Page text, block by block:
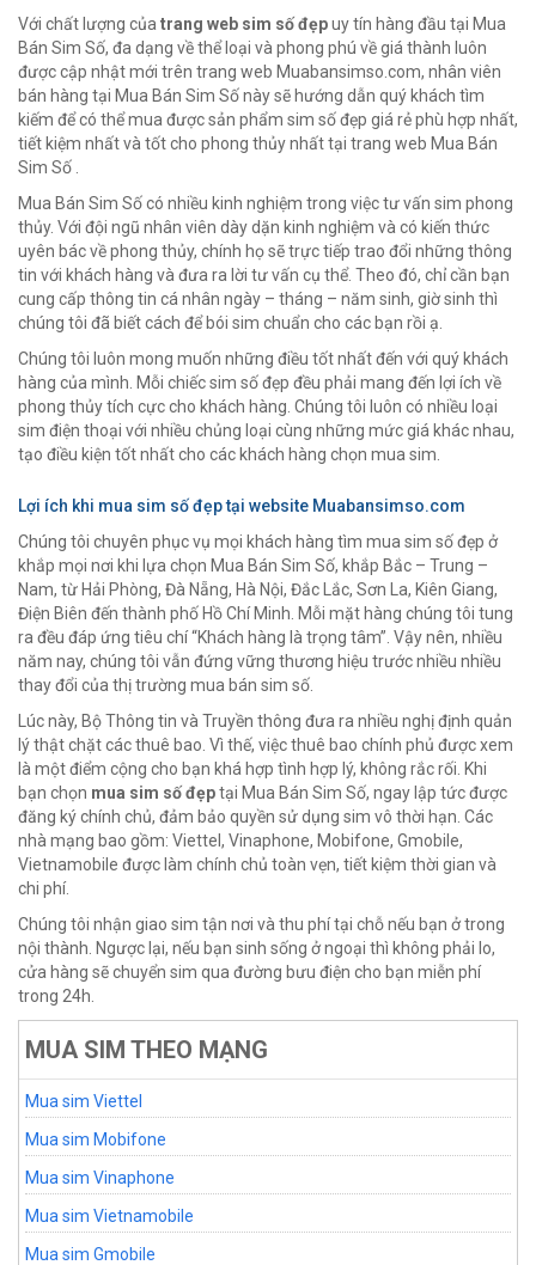
Với chất lượng của trang web sim số đẹpuy tín hàng đầu tại Mua
Bán Sim Số, đa dạng về thể loại và phong phú về giá thành luôn
được cập nhật mới trên trang web Muabansimso.com, nhân viên
bán hàng tại Mua Bán Sim Số này sẽ hướng dẫn quý khách tìm
kiếm để có thể mua được sản phẩm sim số đẹp giá rẻ phù hợp nhất,
tiết kiệm nhất và tốt cho phong thủy nhất tại trang web Mua Bán
Sim Số .
Mua Bán Sim Số có nhiều kinh nghiệm trong việc tư vấn sim phong
thủy. Với đội ngũ nhân viên dày dặn kinh nghiệm và có kiến thức
uyên bác về phong thủy, chính họ sẽ trực tiếp trao đổi những thông
tin với khách hàng và đưa ra lời tư vấn cụ thể. Theo đó, chỉ cần bạn
cung cấp thông tin cá nhân ngày – tháng – năm sinh, giờ sinh thì
chúng tôi đã biết cách để bói sim chuẩn cho các bạn rồi ạ.
Chúng tôi luôn mong muốn những điều tốt nhất đến với quý khách
hàng của mình. Mỗi chiếc sim số đẹp đều phải mang đến lợi ích về
phong thủy tích cực cho khách hàng. Chúng tôi luôn có nhiều loại
sim điện thoại với nhiều chủng loại cùng những mức giá khác nhau,
tạo điều kiện tốt nhất cho các khách hàng chọn mua sim.
Lợi ích khi mua sim số đẹp tại website Muabansimso.com
Chúng tôi chuyên phục vụ mọi khách hàng tìm mua sim số đẹp ở
khắp mọi nơi khi lựa chọn Mua Bán Sim Số, khắp Bắc – Trung –
Nam, từ Hải Phòng, Đà Nẵng, Hà Nội, Đắc Lắc, Sơn La, Kiên Giang,
Điện Biên đến thành phố Hồ Chí Minh. Mỗi mặt hàng chúng tôi tung
ra đều đáp ứng tiêu chí “Khách hàng là trọng tâm”. Vậy nên, nhiều
năm nay, chúng tôi vẫn đứng vững thương hiệu trước nhiều nhiều
thay đổi của thị trường mua bán sim số.
Lúc này, Bộ Thông tin và Truyền thông đưa ra nhiều nghị định quản
lý thật chặt các thuê bao. Vì thế, việc thuê bao chính phủ được xem
là một điểm cộng cho bạn khá hợp tình hợp lý, không rắc rối. Khi
bạn chọn mua sim số đẹptại Mua Bán Sim Số, ngay lập tức được
đăng ký chính chủ, đảm bảo quyền sử dụng sim vô thời hạn. Các
nhà mạng bao gồm: Viettel, Vinaphone, Mobifone, Gmobile,
Vietnamobile được làm chính chủ toàn vẹn, tiết kiệm thời gian và
chi phí.
Chúng tôi nhận giao sim tận nơi và thu phí tại chỗ nếu bạn ở trong
nội thành. Ngược lại, nếu bạn sinh sống ở ngoại thì không phải lo,
cửa hàng sẽ chuyển sim qua đường bưu điện cho bạn miễn phí
trong 24h.
MUA SIM THEO MẠNG
Mua sim Viettel
Mua sim Mobifone
Mua sim Vinaphone
Mua sim Vietnamobile
Mua sim Gmobile